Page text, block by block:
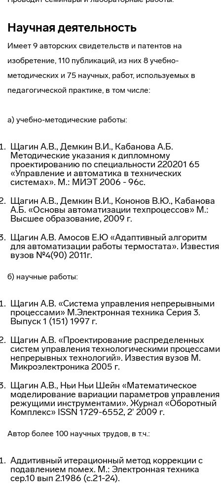
Научная деятельность
Имеет 9 авторских свидетельств и патентов на
изобретение, 110 публикаций, из них 8 учебно-
методических и 75 научных, работ, используемых в
педагогической практике, в том числе:
а) учебно-методические работы:
Щагин А.В., Демкин В.И., Кабанова А.Б.
Методические указания к дипломному
проектированию по специальности 220201 65
«Управление и автоматика в технических
системах». М.: МИЭТ 2006 - 96с.
Щагин А.В., Демкин В.И., Кононов В.Ю., Кабанова
А.Б. «Основы автоматизации техпроцессов» М.:
Высшее образование, 2009 г.
Щагин А.В. Амосов Е.Ю «Адаптивный алгоритм
для автоматизации работы термостата». Известия
вузов №4(90) 2011г.
б) научные работы:
Щагин А.В. «Система управления непрерывными
процессами» М.Электронная техника Серия 3.
Выпуск 1 (151) 1997 г.
Щагин А.В. «Проектирование распределенных
систем управления технологическими процессами
непрерывных технологий». Известия вузов М.
Микроэлектроника 2005 г.
Щагин А.В., Ньи Ньи Шейн «Математическое
моделирование вариации параметров управления
режущими инструментами». Журнал «Оборотный
Комплекс» ISSN 1729-6552, 2' 2009 г.
Автор более 100 научных трудов, в т.ч.:
Аддитивный итерационный метод коррекции с
подавлением помех. М.: Электронная техника
сер.10 вып 2.1986 (с.21-24).